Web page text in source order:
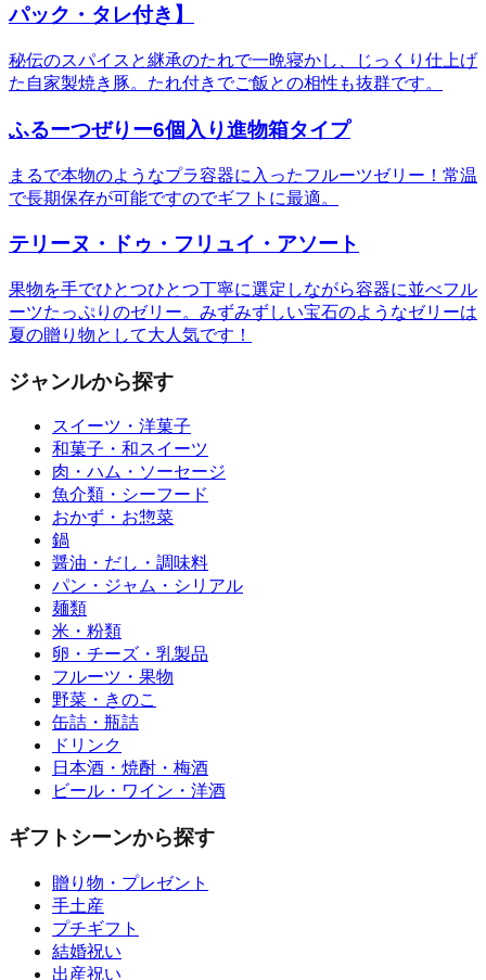
パック・タレ付き】
秘伝のスパイスと継承のたれで一晩寝かし、じっくり仕上げ
た自家製焼き豚。たれ付きでご飯との相性も抜群です。
ふるーつぜりー6個入り進物箱タイプ
まるで本物のようなプラ容器に入ったフルーツゼリー！常温
で長期保存が可能ですのでギフトに最適。
テリーヌ・ドゥ・フリュイ・アソート
果物を手でひとつひとつ丁寧に選定しながら容器に並べフル
ーツたっぷりのゼリー。みずみずしい宝石のようなゼリーは
夏の贈り物として大人気です！
ジャンルから探す
スイーツ・洋菓子
和菓子・和スイーツ
肉・ハム・ソーセージ
魚介類・シーフード
おかず・お惣菜
鍋
醤油・だし・調味料
パン・ジャム・シリアル
麺類
米・粉類
卵・チーズ・乳製品
フルーツ・果物
野菜・きのこ
缶詰・瓶詰
ドリンク
日本酒・焼酎・梅酒
ビール・ワイン・洋酒
ギフトシーンから探す
贈り物・プレゼント
手土産
プチギフト
結婚祝い
出産祝い